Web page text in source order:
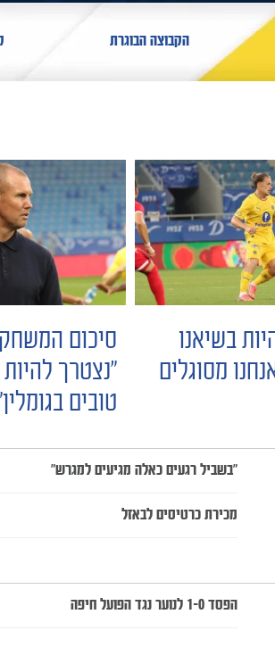
הקבוצה הבוגרת
בשיאנו
מסוגלים
סיכום
"נצטרך
טובים
"בשביל רגעים כאלה מגיעים למגרש"
מכירת כרטיסים לבאזל
הפסד 1-0 לנוער נגד הפועל חיפה